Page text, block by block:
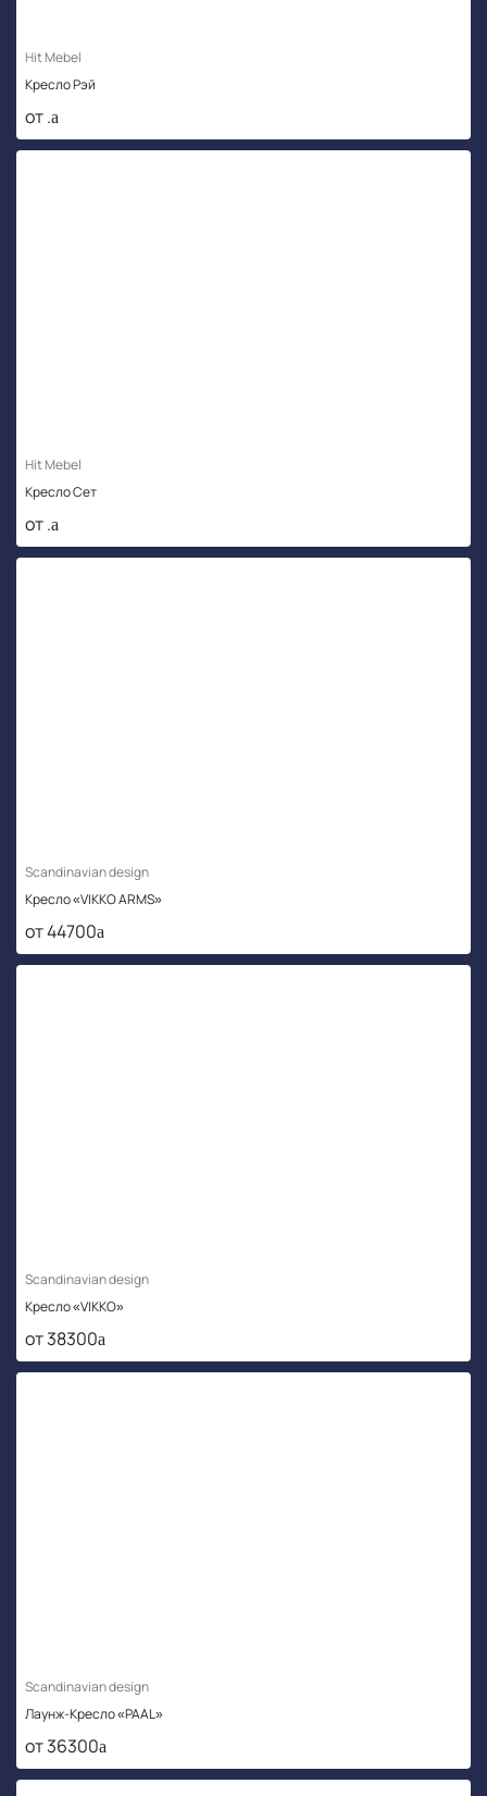
Hit Mebel
Кресло Рэй
от .
Hit Mebel
Кресло Сет
от .
Scandinavian design
Кресло «VIKKO ARMS»
от 44700
Scandinavian design
Кресло «VIKKO»
от 38300
Scandinavian design
Лаунж-Кресло «PAAL»
от 36300